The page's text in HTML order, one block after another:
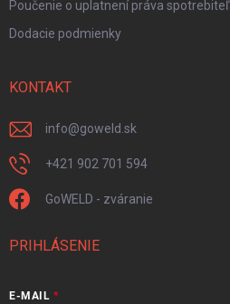
Poučenie o uplatnení práva
Dodacie podmienky
KONTAKT
info@goweld.sk
+421 902 701 594
GoWELD - zváranie
PRIHLÁSENIE
E-MAIL